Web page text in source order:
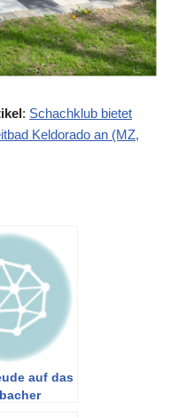
: Schachklub bietet
Keldorado an (MZ,
auf das